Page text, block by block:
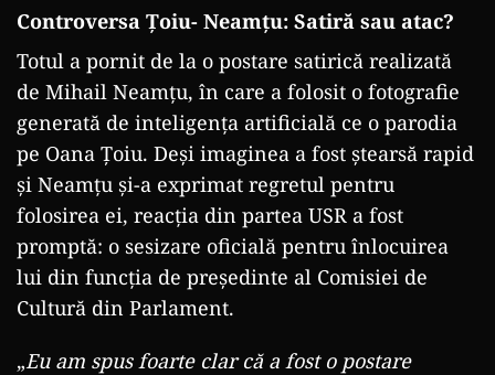
Controversa Țoiu- Neamțu: Satiră sau atac?
Totul a pornit de la o postare satirică realizată
de Mihail Neamțu, în care a folosit o fotografie
generată de inteligența artificială ce o parodia
pe Oana Țoiu. Deși imaginea a fost ștearsă rapid
și Neamțu și-a exprimat regretul pentru
folosirea ei, reacția din partea USR a fost
promptă: o sesizare oficială pentru înlocuirea
lui din funcția de președinte al Comisiei de
Cultură din Parlament.
„Eu am spus foarte clar că a fost o postare